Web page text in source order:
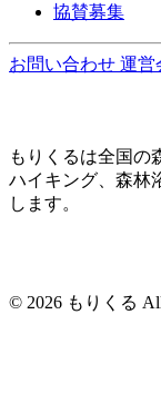
協賛募集
お問い合わせ 運営
もりくるは全国の
ハイキング、森林
します。
© 2026 もりくる All